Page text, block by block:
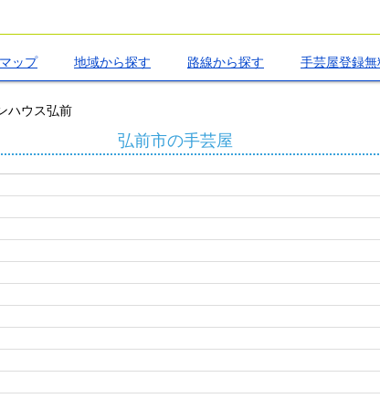
ップ 地域から探す 路線から探す 手芸屋登録無
ハウス弘前
弘前市の手芸屋